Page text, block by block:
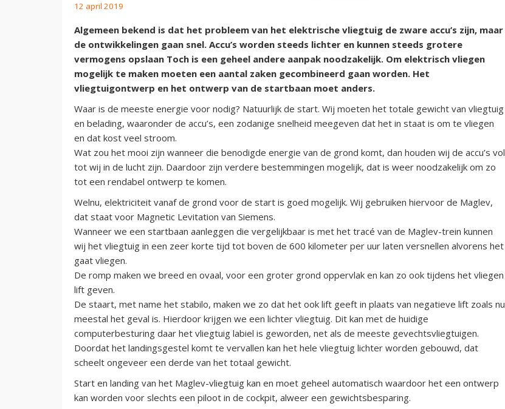
12 april 2019
Algemeen bekend is dat het probleem van het elektrische vliegtuig de zware accu’s zijn, maar
de ontwikkelingen gaan snel. Accu’s worden steeds lichter en kunnen steeds grotere
vermogens opslaan Toch is een geheel andere aanpak noodzakelijk. Om elektrisch vliegen
mogelijk te maken moeten een aantal zaken gecombineerd gaan worden. Het
vliegtuigontwerp en het ontwerp van de startbaan moet anders.
Waar is de meeste energie voor nodig? Natuurlijk de start. Wij moeten het totale gewicht van vliegtuig
en belading, waaronder de accu’s, een zodanige snelheid meegeven dat het in staat is om te vliegen
en dat kost veel stroom.
Wat zou het mooi zijn wanneer die benodigde energie van de grond komt, dan houden wij de accu’s vol
tot wij in de lucht zijn. Daardoor zijn verdere bestemmingen mogelijk, dat is weer noodzakelijk om zo
tot een rendabel ontwerp te komen.
Welnu, elektriciteit vanaf de grond voor de start is goed mogelijk. Wij gebruiken hiervoor de Maglev,
dat staat voor Magnetic Levitation van Siemens.
Wanneer we een startbaan aanleggen die vergelijkbaar is met het tracé van de Maglev-trein kunnen
wij het vliegtuig in een zeer korte tijd tot boven de 600 kilometer per uur laten versnellen alvorens het
gaat vliegen.
De romp maken we breed en ovaal, voor een groter grond oppervlak en kan zo ook tijdens het vliegen
lift geven.
De staart, met name het stabilo, maken we zo dat het ook lift geeft in plaats van negatieve lift zoals nu
meestal het geval is. Hierdoor krijgen we een lichter vliegtuig. Dit kan met de huidige
computerbesturing daar het vliegtuig labiel is geworden, net als de meeste gevechtsvliegtuigen.
Doordat het landingsgestel komt te vervallen kan het hele vliegtuig lichter worden gebouwd, dat
scheelt ongeveer een derde van het totaal gewicht.
Start en landing van het Maglev-vliegtuig kan en moet geheel automatisch waardoor het een ontwerp
kan worden voor slechts een piloot in de cockpit, alweer een gewichtsbesparing.